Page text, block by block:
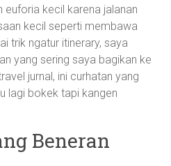
kecil karena jalanan
kecil seperti membawa
trik ngatur itinerary, saya
yang sering saya bagikan ke
jurnal, ini curhatan yang
lagi bokek tapi kangen
Beneran